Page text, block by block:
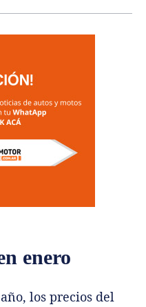
enero
los precios del